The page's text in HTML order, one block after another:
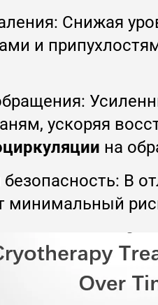
Снижая
и
ускоряя
на
В
минимальный